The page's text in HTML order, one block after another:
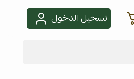
تسجيل الدخول